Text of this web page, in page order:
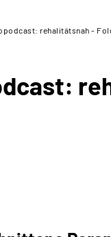
rehalitätsnah -